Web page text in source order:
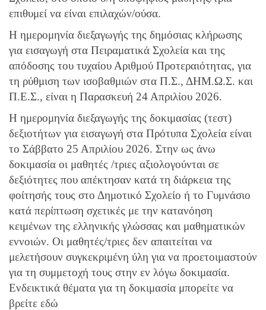
επιθυμεί να είναι επιλαχών/ούσα.
Η ημερομηνία διεξαγωγής της δημόσιας κλήρωσης
για εισαγωγή στα Πειραματικά Σχολεία και της
απόδοσης του τυχαίου Αριθμού Προτεραιότητας, για
τη ρύθμιση των ισοβαθμιών στα Π.Σ., ΔΗΜ.Ω.Σ. και
Π.Ε.Σ., είναι η Παρασκευή 24 Απριλίου 2026.
Η ημερομηνία διεξαγωγής της δοκιμασίας (τεστ)
δεξιοτήτων για εισαγωγή στα Πρότυπα Σχολεία είναι
το Σάββατο 25 Απριλίου 2026. Στην ως άνω
δοκιμασία οι μαθητές /τριες αξιολογούνται σε
δεξιότητες που απέκτησαν κατά τη διάρκεια της
φοίτησής τους στο Δημοτικό Σχολείο ή το Γυμνάσιο
κατά περίπτωση σχετικές με την κατανόηση
κειμένων της ελληνικής γλώσσας και μαθηματικών
εννοιών. Οι μαθητές/τριες δεν απαιτείται να
μελετήσουν συγκεκριμένη ύλη για να προετοιμαστούν
για τη συμμετοχή τους στην εν λόγω δοκιμασία.
Ενδεικτικά θέματα για τη δοκιμασία μπορείτε να
βρείτε εδώ